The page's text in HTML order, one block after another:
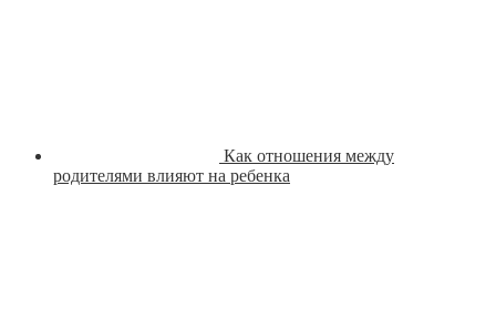
Как отношения между
родителями влияют на ребенка